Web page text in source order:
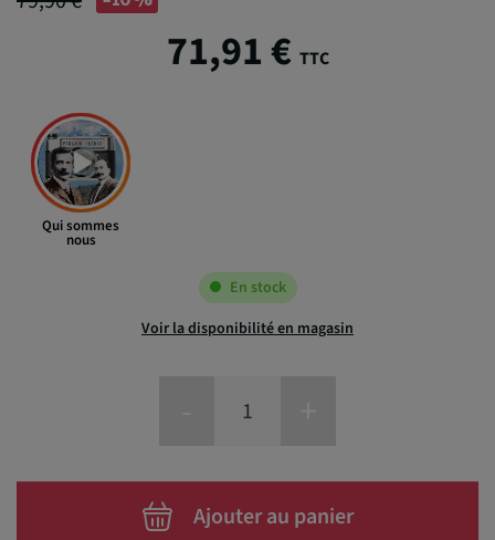
71,91 € TTC
Qui sommes
nous
En stock
Voir la disponibilité en magasin
Ajouter au panier